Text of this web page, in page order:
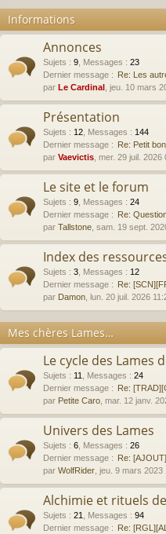
Informations
Annonces
Sujets : 9 Messages : 23
Dernier message : Re: Les
par Le Cardinal , jeu. 10 mars
Présentation
Sujets : 12 Messages : 144
Dernier message : Re: Petit
par Vaevictis , mer. 29 juil. 2026
Le site et le forum
Sujets : 9 Messages : 24
Dernier message : Re:
par Tallstone , sam. 19 sept.
Index des
Sujets : 3 Messages : 12
Dernier message : Re:
par Damon , lun. 20 juil. 2026
Mes chères Lames…
Le cycle des Lames
Sujets : 11 Messages : 24
Dernier message : Re:
par Petite Caro , mar. 12 janv.
Univers des Lames
Sujets : 6 Messages : 26
Dernier message : Re:
par WolfRider , jeu. 9 mars 2023
Alchimie et rituels
Sujets : 21 Messages : 94
Dernier message : Re: